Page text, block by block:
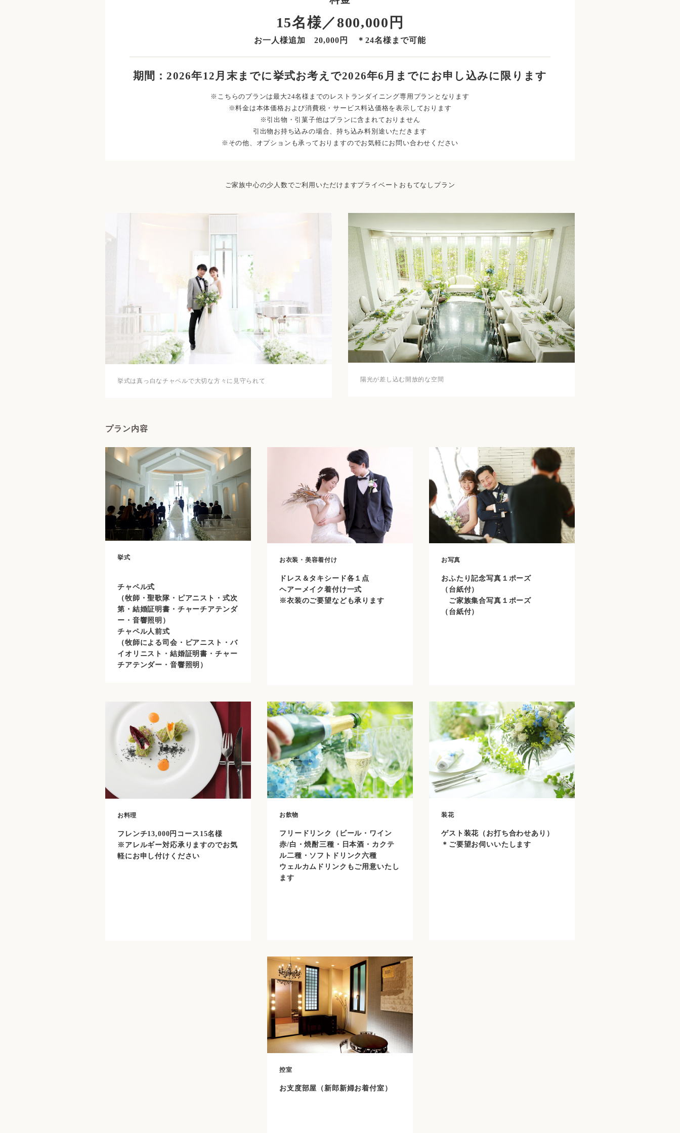
15名様／800,000円
お一人様追加 20,000円 ＊24名様まで可能
期間 ：2026年12月末までに挙式お考えで2026年6月までにお申し込みに限ります
※こちらのプランは最大24名様までのレストランダイニング専用プランとなります
※料金は本体価格および消費税・サービス料込価格を表示しております
※引出物・引菓子他はプランに含まれておりません
引出物お持ち込みの場合、持ち込み料別途いただきます
※その他、オプションも承っておりますのでお気軽にお問い合わせください
ご家族中心の少人数でご利用いただけますプライベートおもてなしプラン
挙式は真っ白なチャペルで大切な方々に見守られて 陽光が差し込む開放的な空間
プラン内容
挙式
チャペル式
（牧師・聖歌隊・ピアニスト・式次
第・結婚証明書・チャーチアテンダ
ー・音響照明）
チャペル人前式
（牧師による司会・ピアニスト・バ
イオリニスト・結婚証明書・チャー
チアテンダー・音響照明）
お衣装・美容着付け
ドレス＆タキシード各１点
ヘアーメイク着付け一式
※衣装のご要望なども承ります
お写真
おふたり記念写真１ポーズ
（台紙付）
ご家族集合写真１ポーズ
（台紙付）
お料理
フレンチ13,000円コース15名様
※アレルギー対応承りますのでお気
軽にお申し付けください
お飲物
フリードリンク（ビール・ワイン
赤/白・焼酎三種・日本酒・カクテ
ル二種・ソフトドリンク六種
ウェルカムドリンクもご用意いたし
ます
装花
ゲスト装花（お打ち合わせあり）
＊ご要望お伺いいたします
控室
お支度部屋（新郎新婦お着付室）